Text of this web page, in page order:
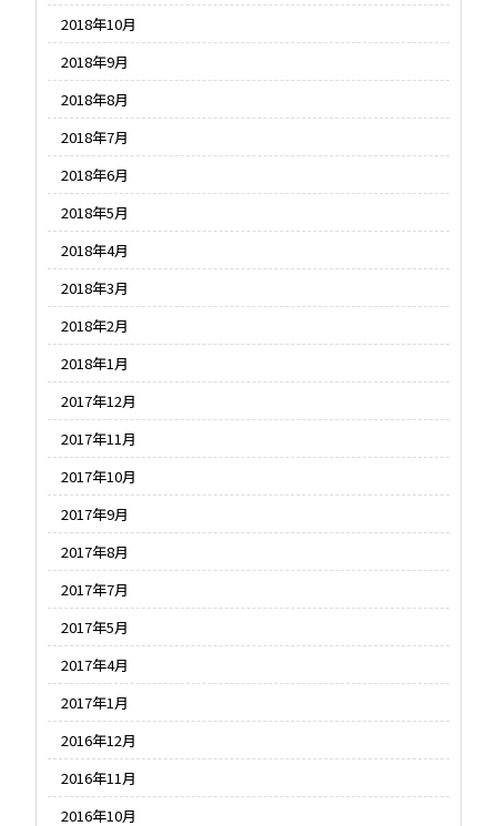
2018年10月
2018年9月
2018年8月
2018年7月
2018年6月
2018年5月
2018年4月
2018年3月
2018年2月
2018年1月
2017年12月
2017年11月
2017年10月
2017年9月
2017年8月
2017年7月
2017年5月
2017年4月
2017年1月
2016年12月
2016年11月
2016年10月